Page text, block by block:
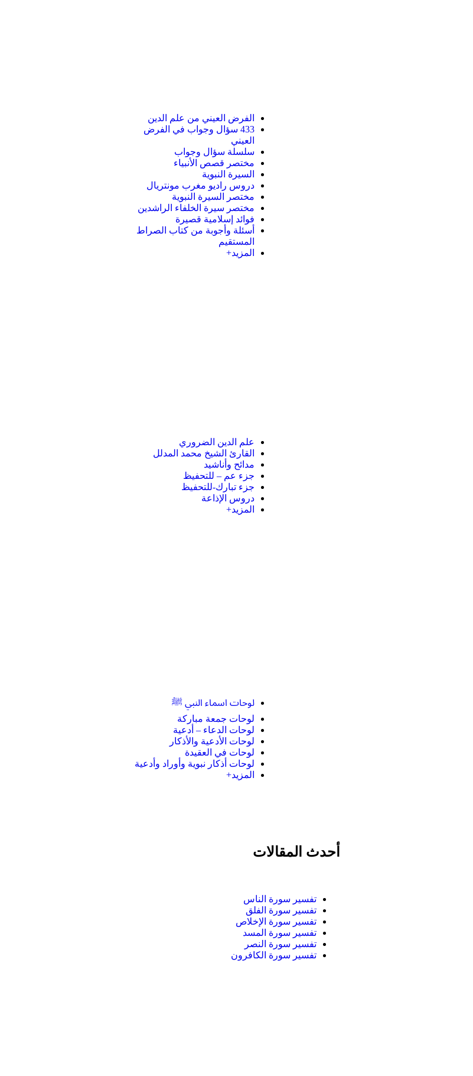
الفرض العيني من علم الدين
433 سؤال وجواب في الفرض
العيني
سلسلة سؤال وجواب
مختصر قصص الأنبياء
السيرة النبوية
دروس راديو مغرب مونتريال
مختصر السيرة النبوية
مختصر سيرة الخلفاء الراشدين
فوائد إسلامية قصيرة
أسئلة وأجوبة من كتاب الصراط
المستقيم
المزيد+
علم الدين الضروري
القارئ الشيخ محمد المدلل
مدائح وأناشيد
جزء عم – للتحفيظ
جزء تبارك-للتحفيظ
دروس الإذاعة
المزيد+
لوحات اسماء النبي ﷺ
لوحات جمعة مباركة
لوحات الدعاء – أدعية
لوحات الأدعية والأذكار
لوحات في العقيدة
لوحات أذكار نبوية وأوراد وأدعية
المزيد+
أحدث المقالات
تفسير سورة الناس
تفسير سورة الفلق
تفسير سورة الإخلاص
تفسير سورة المسد
تفسير سورة النصر
تفسير سورة الكافرون